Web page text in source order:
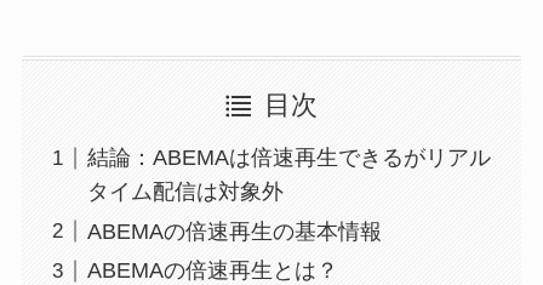
目次
結論：ABEMAは倍速再生できるがリアル
タイム配信は対象外
ABEMAの倍速再生の基本情報
ABEMAの倍速再生とは？